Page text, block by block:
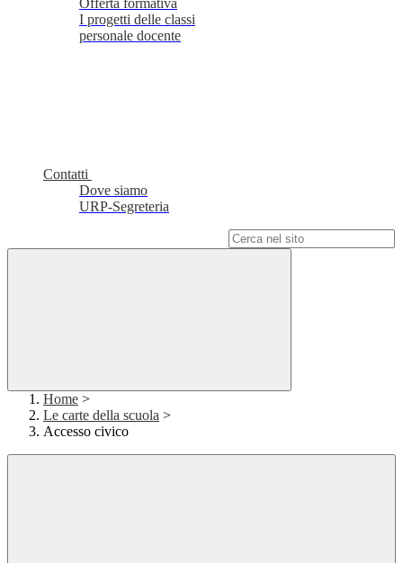
Offerta formativa
I progetti delle classi
personale docente
Contatti
Dove siamo
URP-Segreteria
Home >
Le carte della scuola >
Accesso civico